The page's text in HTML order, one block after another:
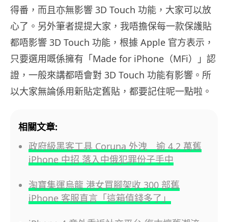
得番，而且亦無影響 3D Touch 功能，大家可以放
心了。另外筆者提提大家，我唔擔保每一款保護貼
都唔影響 3D Touch 功能，根據 Apple 官方表示，
只要選用嘅係擁有「Made for iPhone（MFi）」認
證，一般來講都唔會對 3D Touch 功能有影響。所
以大家無論係用新貼定舊貼，都要記住呢一點啦。
相關文章:
政府級黑客工具 Coruna 外洩 逾 4.2 萬舊
iPhone 中招 落入中俄犯罪份子手中
淘寶集運烏龍 港女買腳架收 300 部舊
iPhone 客服直言「這箱值錢多了」